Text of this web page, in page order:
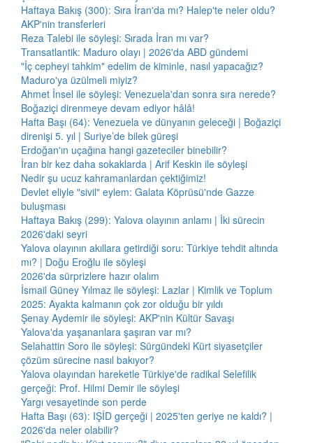
Haftaya Bakış (300): Sıra İran'da mı? Halep'te neler oldu?
AKP'nin transferleri
Reza Talebi ile söyleşi: Sırada İran mı var?
Transatlantik: Maduro olayı | 2026'da ABD gündemi
"İç cepheyi tahkim" edelim de kiminle, nasıl yapacağız?
Maduro'ya üzülmeli miyiz?
Ahmet İnsel ile söyleşi: Venezuela'dan sonra sıra nerede?
Boğaziçi direnmeye devam ediyor hâlâ!
Hafta Başı (64): Venezuela ve dünyanın geleceği | Boğaziçi
direnişi 5. yıl | Suriye’de bilek güreşi
Erdoğan'ın uçağına hangi gazeteciler binebilir?
İran bir kez daha sokaklarda | Arif Keskin ile söyleşi
Nedir şu ucuz kahramanlardan çektiğimiz!
Devlet eliyle "sivil" eylem: Galata Köprüsü'nde Gazze
buluşması
Haftaya Bakış (299): Yalova olayının anlamı | İki sürecin
2026'daki seyri
Yalova olayının akıllara getirdiği soru: Türkiye tehdit altında
mı? | Doğu Eroğlu ile söyleşi
2026'da sürprizlere hazır olalım
İsmail Güney Yılmaz ile söyleşi: Lazlar | Kimlik ve Toplum
2025: Ayakta kalmanın çok zor olduğu bir yıldı
Şenay Aydemir ile söyleşi: AKP'nin Kültür Savaşı
Yalova'da yaşananlara şaşıran var mı?
Selahattin Soro ile söyleşi: Sürgündeki Kürt siyasetçiler
çözüm sürecine nasıl bakıyor?
Yalova olayından hareketle Türkiye'de radikal Selefilik
gerçeği: Prof. Hilmi Demir ile söyleşi
Yargı vesayetinde son perde
Hafta Başı (63): IŞİD gerçeği | 2025'ten geriye ne kaldı? |
2026'da neler olabilir?